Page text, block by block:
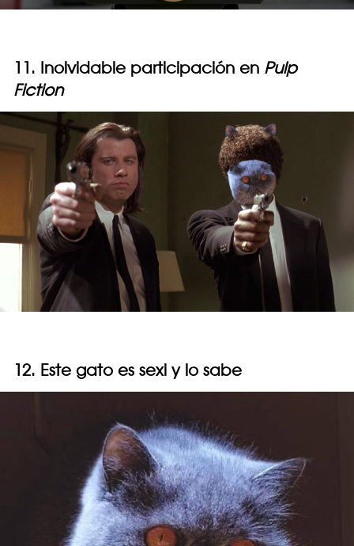
11. Inolvidable participación en Pulp
Fiction
12. Este gato es sexi y lo sabe